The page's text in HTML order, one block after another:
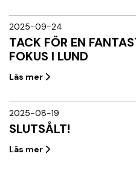
2025-09-24
TACK FÖR EN
FOKUS I LUND
Läs mer
2025-08-19
SLUTSÅLT!
Läs mer